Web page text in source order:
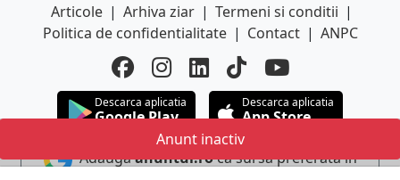
Anunt inactiv
Articole | Arhiva ziar | Termeni si conditii |
Politica de confidentialitate | Contact | ANPC
Descarca aplicatia
Google Play
Descarca aplicatia
App Store
Adaugaanuntul.roca sursa preferata in